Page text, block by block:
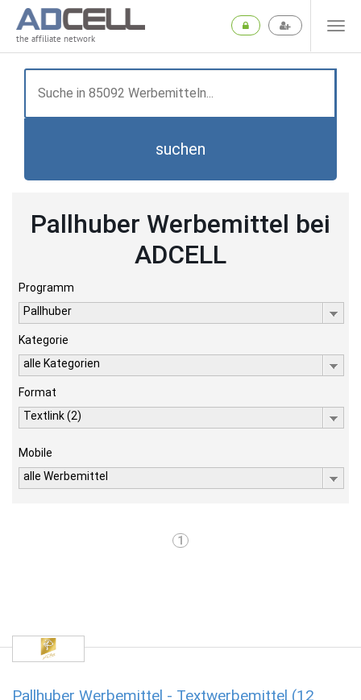
the affiliate network
suchen
Pallhuber Werbemittel bei
ADCELL
Programm
Pallhuber
Kategorie
alle Kategorien
Format
Textlink (2)
Mobile
alle Werbemittel
1
Pallhuber Werbemittel - Textwerbemittel (12